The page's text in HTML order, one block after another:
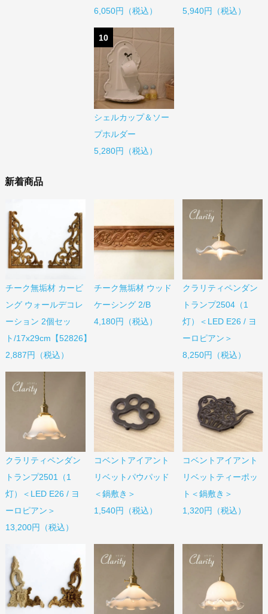
6,050円（税込）
5,940円（税込）
10
シェルカップ＆ソー
プホルダー
5,280円（税込）
新着商品
チーク無垢材 カービ
ング ウォールデコレ
ーション 2個セッ
ト/17x29cm【52826】
2,887円（税込）
チーク無垢材 ウッド
ケーシング 2/B
4,180円（税込）
クラリティペンダン
トランプ2504（1
灯）＜LED E26 / ヨ
ーロピアン＞
8,250円（税込）
クラリティペンダン
トランプ2501（1
灯）＜LED E26 / ヨ
ーロピアン＞
13,200円（税込）
コベントアイアント
リベットパウパッド
＜鍋敷き＞
1,540円（税込）
コベントアイアント
リベットティーポッ
ト＜鍋敷き＞
1,320円（税込）